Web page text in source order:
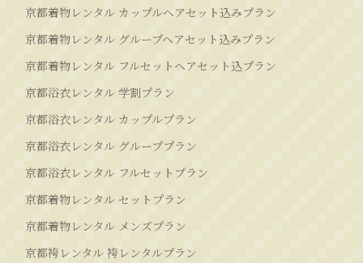
京都着物レンタル カップルヘアセット込みプラン
京都着物レンタル グループヘアセット込みプラン
京都着物レンタル フルセットヘアセット込プラン
京都浴衣レンタル 学割プラン
京都浴衣レンタル カップルプラン
京都浴衣レンタル グループプラン
京都浴衣レンタル フルセットプラン
京都着物レンタル セットプラン
京都着物レンタル メンズプラン
京都袴レンタル 袴レンタルプラン